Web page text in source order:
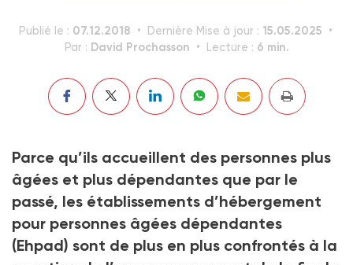
Publié le : 07.12.2018 Dernière Mise à jour : 15.05.2025
Par : David Prochasson Lecture : 6 min.
Parce qu’ils accueillent des personnes plus
âgées et plus dépendantes que par le
passé, les établissements d’hébergement
pour personnes âgées dépendantes
(Ehpad) sont de plus en plus confrontés à la